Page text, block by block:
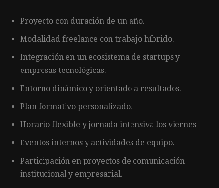
Proyecto con duración de un año.
Modalidad freelance con trabajo híbrido.
Integración en un ecosistema de startups y
empresas tecnológicas.
Entorno dinámico y orientado a resultados.
Plan formativo personalizado.
Horario flexible y jornada intensiva los viernes.
Eventos internos y actividades de equipo.
Participación en proyectos de comunicación
institucional y empresarial.